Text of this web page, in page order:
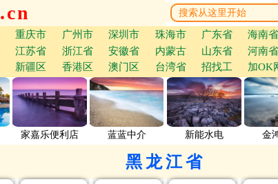
重庆市 广州市 深圳市 珠海市 广东省 海南省
江苏省 浙江省 安徽省 内蒙古 山东省 河南省
新疆区 香港区 澳门区 台湾省 招找工 加OK
家嘉乐便利店 蓝蓝中介 新能水电 金
黑龙江省